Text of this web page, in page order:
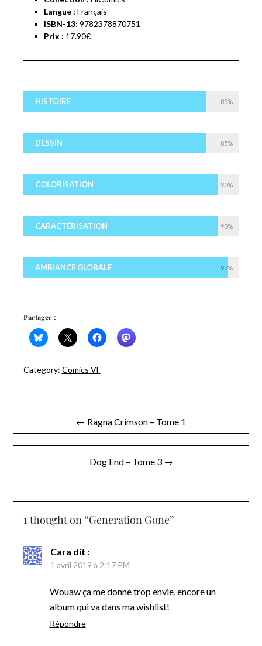
Langue : Français
ISBN-13: 9782378870751
Prix : 17.90€
HISTOIRE 85%
DESSIN 85%
COLORISATION 90%
CARACTÉRISATION 90%
AMBIANCE GLOBALE 95%
Partager :
Category: Comics VF
Navigation
de
← Ragna Crimson – Tome 1
Dog End – Tome 3 →
1 thought on “Generation Gone”
Cara dit :
1 avril 2019 à 2:17 PM
Wouaw ça me donne trop envie, encore un
album qui va dans ma wishlist!
Répondre